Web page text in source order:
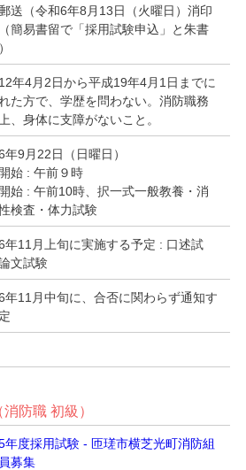
送（令和6年8月13日（火曜日）消印
簡易書留で「採用試験申込」と朱書
年4月2日から平成19年4月1日までに
た方で、学歴を問わない。消防職務
、身体に支障がないこと。
年9月22日（日曜日）
始 : 午前９時
始 : 午前10時、択一式一般教養・消
検査・体力試験
年11月上旬に実施する予定 : 口述試
文試験
年11月中旬に、合否に関わらず通知す
防職 初級）
年度採用試験 - 匝瑳市横芝光町消防組
募集